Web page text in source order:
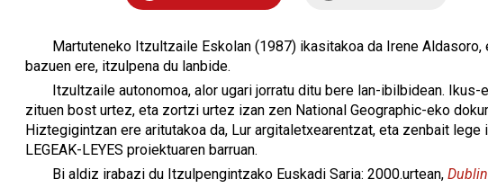
Martuteneko Itzultzaile Eskolan (1987) ikasitakoa da Irene Aldasoro,
bazuen ere, itzulpena du lanbide.
Itzultzaile autonomoa, alor ugari jorratu ditu bere lan-ibilbidean.
zituen bost urtez, eta zortzi urtez izan zen National Geographic-eko
Hiztegigintzan ere aritutakoa da, Lur argitaletxearentzat, eta zenbait
LEGEAK-LEYES proiektuaren barruan.
Bi aldiz irabazi du Itzulpengintzako Euskadi Saria: 2000.urtean,